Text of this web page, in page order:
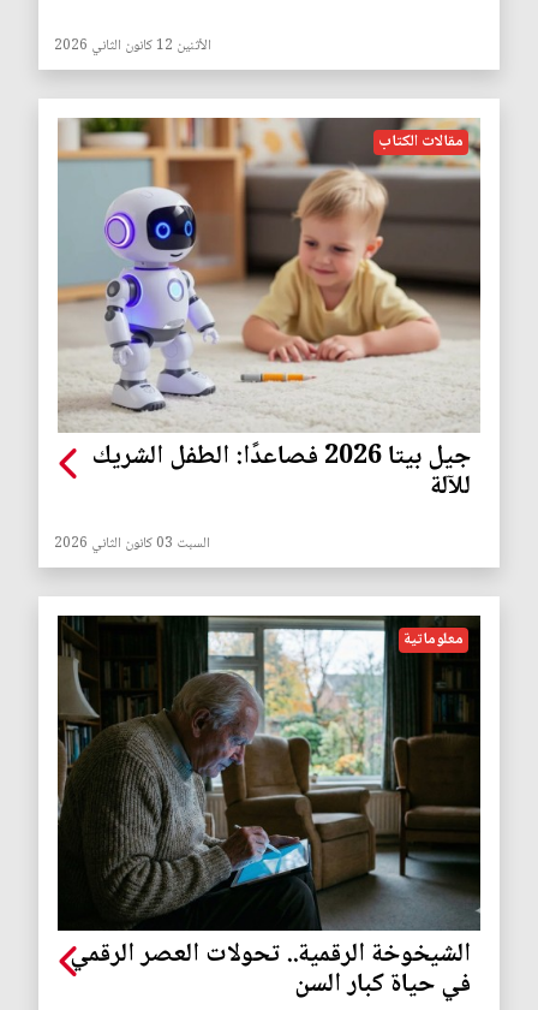
الأثنين 12 كانون الثاني 2026
مقالات الكتاب
جيل بيتا 2026 فصاعدًا: الطفل الشريك
للآلة
السبت 03 كانون الثاني 2026
معلوماتية
الشيخوخة الرقمية.. تحولات العصر الرقمي
في حياة كبار السن